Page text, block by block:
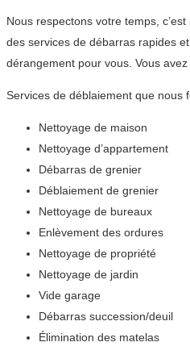
Nous respectons votre temps,
des services de débarras rapides
dérangement pour vous. Vous
Services de déblaiement que nous
Nettoyage de maison
Nettoyage d’appartement
Débarras de grenier
Déblaiement de grenier
Nettoyage de bureaux
Enlèvement des ordures
Nettoyage de propriété
Nettoyage de jardin
Vide garage
Débarras succession/deuil
Élimination des matelas